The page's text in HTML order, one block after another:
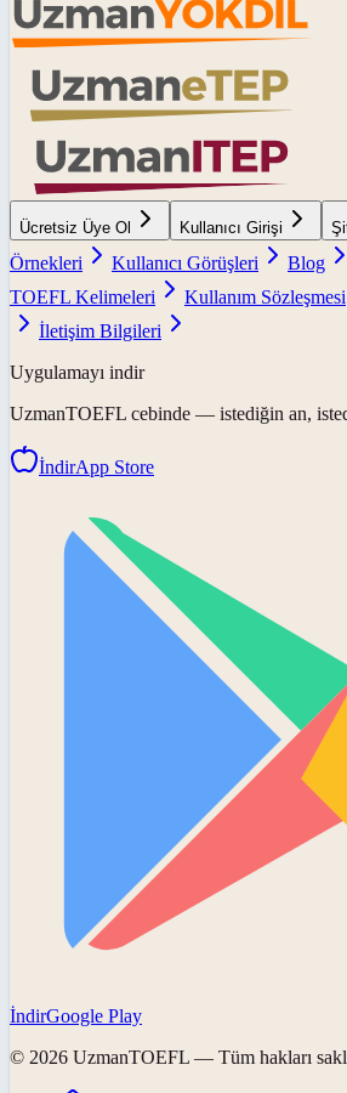
Ücretsiz Üye Ol Kullanıcı Girişi
Örnekleri
Kullanıcı Görüşleri Blog
TOEFL Kelimeleri
Kullanım Sözleşmesi
İletişim Bilgileri
Uygulamayı indir
UzmanTOEFL cebinde — istediğin an,
İndirApp Store
İndirGoogle Play
© 2026 UzmanTOEFL — Tüm hakları